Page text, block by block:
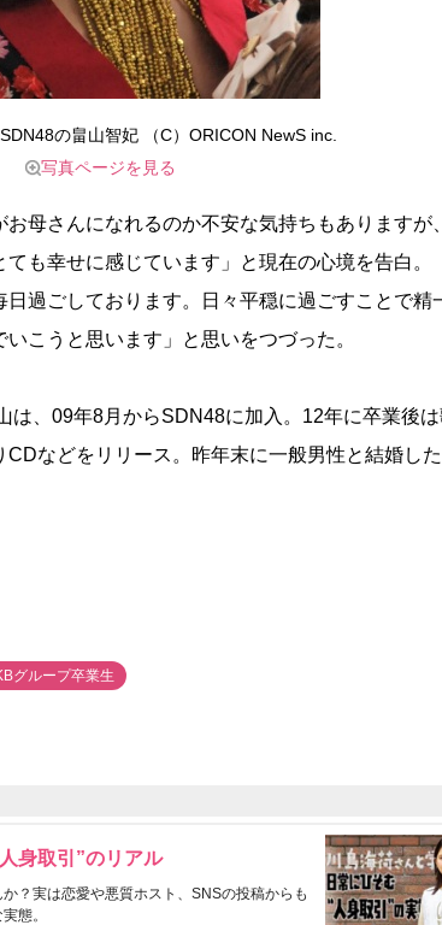
の畠山智妃 （C）ORICON NewS inc.
写真ページを見る
母さんになれるのか不安な気持ちもありますが
も幸せに感じています」と現在の心境を告白。
過ごしております。日々平穏に過ごすことで精
こうと思います」と思いをつづった。
、09年8月からSDN48に加入。12年に卒業後は
CDなどをリリース。昨年末に一般男性と結婚し
グループ卒業生
身取引”のリアル
？実は恋愛や悪質ホスト、SNSの投稿からも
態。